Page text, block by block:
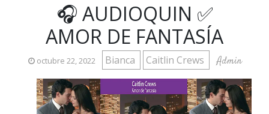
🎧 AUDIOQUIN ✅
AMOR DE FANTASÍA
octubre 22, 2022 Bianca Caitlin Crews Admin